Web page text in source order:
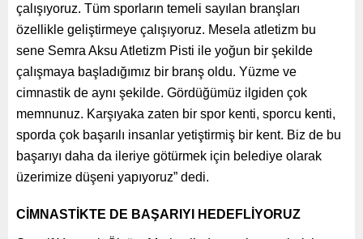
çalışıyoruz. Tüm sporların temeli sayılan branşları
özellikle geliştirmeye çalışıyoruz. Mesela atletizm bu
sene Semra Aksu Atletizm Pisti ile yoğun bir şekilde
çalışmaya başladığımız bir branş oldu. Yüzme ve
cimnastik de aynı şekilde. Gördüğümüz ilgiden çok
memnunuz. Karşıyaka zaten bir spor kenti, sporcu kenti,
sporda çok başarılı insanlar yetiştirmiş bir kent. Biz de bu
başarıyı daha da ileriye götürmek için belediye olarak
üzerimize düşeni yapıyoruz” dedi.
CİMNASTİKTE DE BAŞARIYI HEDEFLİYORUZ